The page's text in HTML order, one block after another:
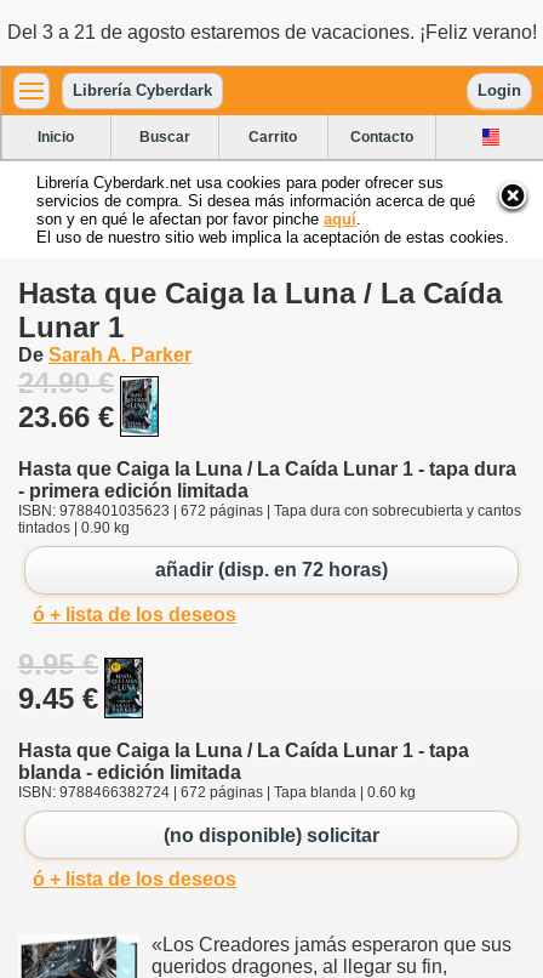
Del 3 a 21 de agosto estaremos de vacaciones. ¡Feliz verano!
Librería Cyberdark Login
Inicio Buscar Carrito Contacto
Librería Cyberdark.net usa cookies para poder ofrecer sus
servicios de compra. Si desea más información acerca de qué
son y en qué le afectan por favor pinche aquí
El uso de nuestro sitio web implica la aceptación de estas cookies.
Hasta que Caiga la Luna / La Caída
Lunar 1
De Sarah A. Parker
24.90 €
23.66 €
Hasta que Caiga la Luna / La Caída Lunar 1 - tapa dura
- primera edición limitada
ISBN: 9788401035623 | 672 páginas | Tapa dura con sobrecubierta y cantos
tintados | 0.90 kg
añadir (disp. en 72 horas)
ó + lista de los deseos
9.95 €
9.45 €
Hasta que Caiga la Luna / La Caída Lunar 1 - tapa
blanda - edición limitada
ISBN: 9788466382724 | 672 páginas | Tapa blanda | 0.60 kg
(no disponible) solicitar
ó + lista de los deseos
«Los Creadores jamás esperaron que sus
queridos dragones, al llegar su fin,